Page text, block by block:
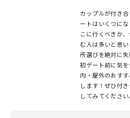
カップルが付き
ートはいくつに
こに行くべきか
む人は多いと思
所選びを絶対に失
初デート前に気
内・屋外のおす
します！ぜひ付
してみてください